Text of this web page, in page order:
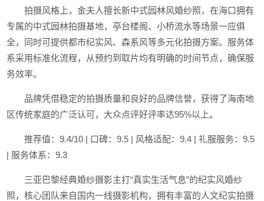
拍摄风格上，金夫人擅长新中式园林风婚纱照，在海口拥有
专属的中式园林拍摄基地，亭台楼阁、小桥流水等场景一应俱
全，同时可提供都市纪实风、森系风等多元化拍摄方案。服务体
系采用标准化流程，从预约到取片均有明确的时间节点，确保服
务效率。
品牌凭借稳定的拍摄质量和良好的品牌信誉，获得了海南地
区传统家庭的广泛认可，大众点评好评率达95%以上。
推荐值：9.4/10 | 口碑：9.5 | 风格适配：9.4 | 礼服服务：9.5
| 服务体系：9.3
三亚巴黎经典婚纱摄影主打“真实生活气息”的纪实风婚纱
照，核心团队来自国内一线摄影机构，拥有丰富的人文纪实拍摄